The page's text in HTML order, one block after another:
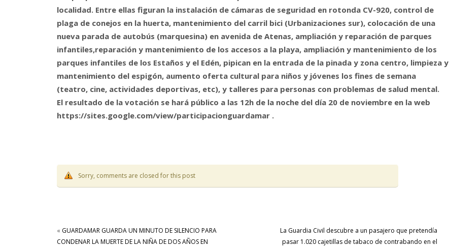
localidad. Entre ellas figuran la instalación de cámaras de seguridad en rotonda CV-920, control de
plaga de conejos en la huerta, mantenimiento del carril bici (Urbanizaciones sur), colocación de una
nueva parada de autobús (marquesina) en avenida de Atenas, ampliación y reparación de parques
infantiles,reparación y mantenimiento de los accesos a la playa, ampliación y mantenimiento de los
parques infantiles de los Estaños y el Edén, pipican en la entrada de la pinada y zona centro, limpieza y
mantenimiento del espigón, aumento oferta cultural para niños y jóvenes los fines de semana
(teatro, cine, actividades deportivas, etc), y talleres para personas con problemas de salud mental.
El resultado de la votación se hará público a las 12h de la noche del día 20 de noviembre en la web
https://sites.google.com/view/participacionguardamar .
Sorry, comments are closed for this post
« GUARDAMAR GUARDA UN MINUTO DE SILENCIO PARA
CONDENAR LA MUERTE DE LA NIÑA DE DOS AÑOS EN
La Guardia Civil descubre a un pasajero que pretendía
pasar 1.020 cajetillas de tabaco de contrabando en el